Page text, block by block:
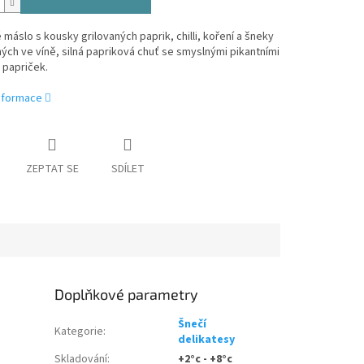
máslo s kousky grilovaných paprik, chilli, koření a šneky
ve víně, silná papriková chuť se smyslnými pikantními
ZEPTAT SE SDÍLET
Doplňkové parametry
Kategorie:
Šnečí
delikatesy
Skladování: +2°c - +8°c